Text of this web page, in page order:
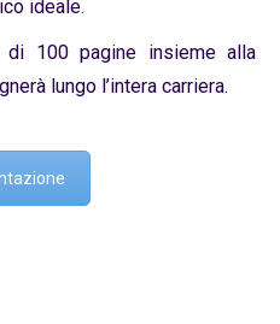
ideale.
100 pagine insieme alla
lungo l’intera carriera.